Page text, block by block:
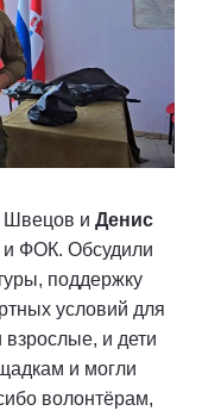
Швецов и Денис
и ФОК. Обсудили
поддержку
условий для
и дети
и могли
волонтёрам,